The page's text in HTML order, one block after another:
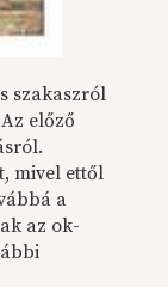
szakaszról
előző
mivel ettől
a
az ok-